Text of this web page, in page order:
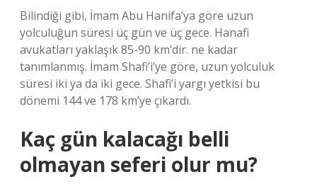
Bilindiği gibi, İmam Abu Hanifa’ya göre uzun
yolculuğun süresi üç gün ve üç gece. Hanafi
avukatları yaklaşık 85-90 km’dir. ne kadar
tanımlanmış. İmam Shafi’i’ye göre, uzun yolculuk
süresi iki ya da iki gece. Shafi’i yargı yetkisi bu
dönemi 144 ve 178 km’ye çıkardı.
Kaç gün kalacağı belli
olmayan seferi olur mu?